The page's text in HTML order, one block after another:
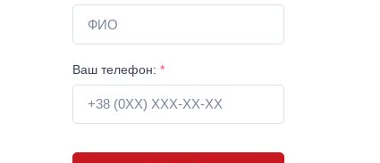
Ваш телефон: *